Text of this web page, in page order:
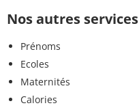
Nos autres services
Prénoms
Ecoles
Maternités
Calories